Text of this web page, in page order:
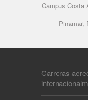
Campus Costa
Pinamar,
Carreras